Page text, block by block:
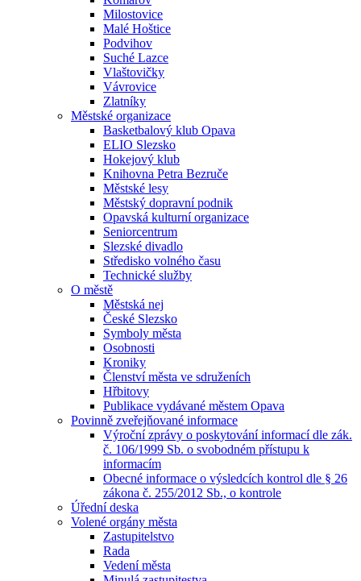
Milostovice
Malé Hoštice
Podvihov
Suché Lazce
Vlaštovičky
Vávrovice
Zlatníky
Městské organizace
Basketbalový klub Opava
ELIO Slezsko
Hokejový klub
Knihovna Petra Bezruče
Městské lesy
Městský dopravní podnik
Opavská kulturní organizace
Seniorcentrum
Slezské divadlo
Středisko volného času
Technické služby
O městě
Městská nej
České Slezsko
Symboly města
Osobnosti
Kroniky
Členství města ve sdruženích
Hřbitovy
Publikace vydávané městem Opava
Povinně zveřejňované informace
Výroční zprávy o poskytování informací dle zák.
č. 106/1999 Sb. o svobodném přístupu k
informacím
Obecné informace o výsledcích kontrol dle § 26
zákona č. 255/2012 Sb., o kontrole
Úřední deska
Volené orgány města
Zastupitelstvo
Rada
Vedení města